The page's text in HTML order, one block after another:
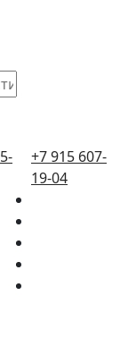
+7 915 607-
19-04